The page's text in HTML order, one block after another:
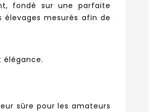
fondé sur une parfaite
mesurés afin de
élégance.
sûre pour les amateurs